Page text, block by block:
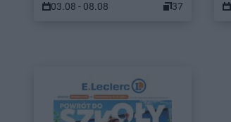
03.08 - 08.08 37